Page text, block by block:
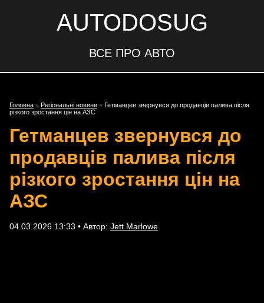
AUTODOSUG
ВСЕ ПРО АВТО
Головна » Регіональні новини » Гетманцев звернувся до продавців палива після
різкого зростання цін на АЗС
Гетманцев звернувся до
продавців палива після
різкого зростання цін на
АЗС
04.03.2026 13:33 • Автор: Jett Marlowe